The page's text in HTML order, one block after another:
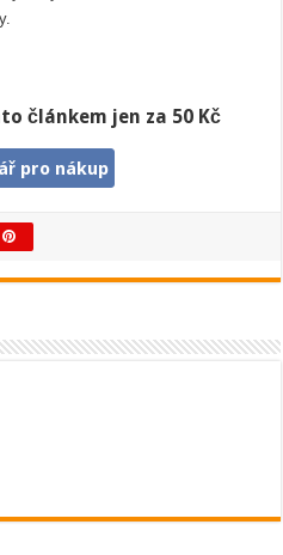
článkem jen za 50 Kč
pro nákup